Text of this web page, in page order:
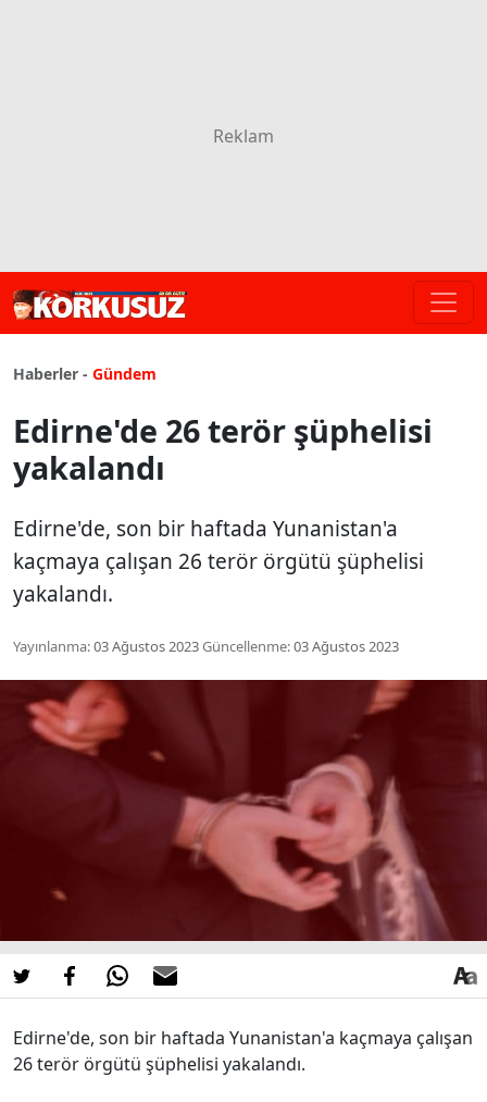
Haberler - Gündem
Edirne'de 26 terör şüphelisi
yakalandı
Edirne'de, son bir haftada Yunanistan'a
kaçmaya çalışan 26 terör örgütü şüphelisi
yakalandı.
Yayınlanma:03 Ağustos 2023Güncellenme:03 Ağustos 2023
Edirne'de, son bir haftada Yunanistan'a kaçmaya çalışan
26 terör örgütü şüphelisi yakalandı.